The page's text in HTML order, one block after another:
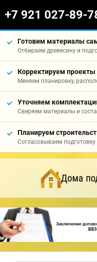
+7 921 027-89-
Готовим материалы
Отбираем древесину и
Корректируем проекты
Меняем планировку,
Уточняем
Сверяем материалы и
Планируем
Согласовываем подготовку
Дома